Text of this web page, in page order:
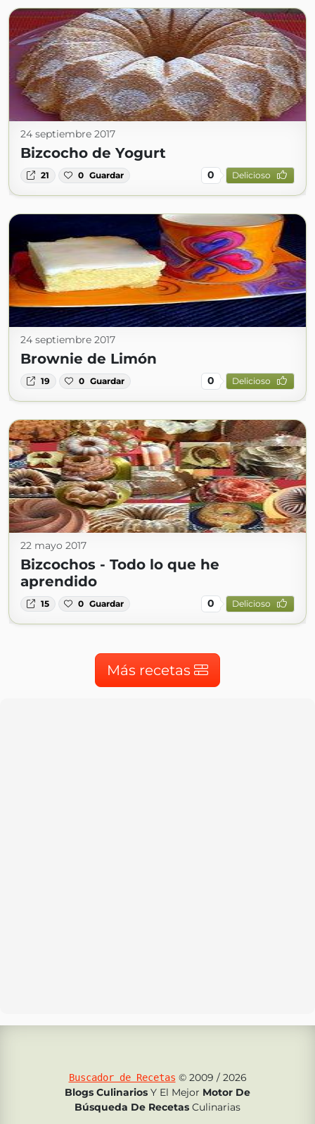
24 septiembre 2017
Bizcocho de Yogurt
21 0 Guardar 0 Delicioso
24 septiembre 2017
Brownie de Limón
19 0 Guardar 0 Delicioso
22 mayo 2017
Bizcochos - Todo lo que he
aprendido
15 0 Guardar 0 Delicioso
Más recetas
Buscador de Recetas © 2009 / 2026
Blogs Culinarios Y El Mejor Motor De
Búsqueda De Recetas Culinarias